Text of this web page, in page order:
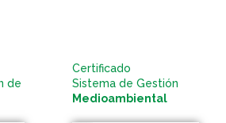
de
Certificado
Sistema de Gestión
Medioambiental